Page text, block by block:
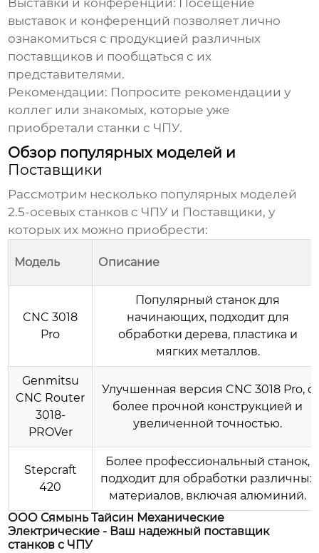
Выставки и конференции: Посещение
выставок и конференций позволяет лично
ознакомиться с продукцией различных
поставщиков и пообщаться с их
представителями.
Рекомендации: Попросите рекомендации у
коллег или знакомых, которые уже
приобретали станки с ЧПУ.
Обзор популярных моделей и
Поставщики
Рассмотрим несколько популярных моделей
2.5-осевых станков с ЧПУ и Поставщики, у
которых их можно приобрести:
Модель Описание
CNC 3018
Pro
Популярный станок для
начинающих, подходит для
обработки дерева, пластика и
мягких металлов.
Genmitsu
CNC Router
3018-
PROVer
Улучшенная версия CNC 3018 Pro, с
более прочной конструкцией и
увеличенной точностью.
Stepcraft
420
Более профессиональный станок,
подходит для обработки различных
материалов, включая алюминий.
ООО Сямынь Тайсин Механические
Электрические - Ваш надежный поставщик
станков с ЧПУ